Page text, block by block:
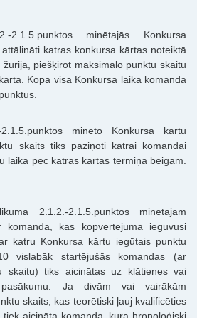
2.1.5.punktos minētajās Konkursa
katras konkursa kārtas noteiktā
piešķirot maksimālo punktu skaitu
Kopā visa Konkursa laikā komanda
2.1.5.punktos minēto Konkursa kārtu
skaits tiks paziņoti katrai komandai
laikā pēc katras kārtas termiņa beigām.
2.1.2.-2.1.5.punktos minētajām
komanda, kas kopvērtējumā ieguvusi
katru Konkursa kārtu iegūtais punktu
vislabāk startējušās komandas (ar
skaitu) tiks aicinātas uz klātienes vai
Ja divām vai vairākām
skaits, kas teorētiski ļauj kvalificēties